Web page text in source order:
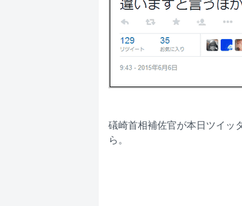
礒崎首相補佐官が本日ツイッ
ら。